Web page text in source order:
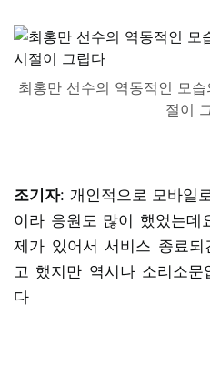
최홍만 선수의 역동적인 모
절이
조기자: 개인적으로 모바일
이라 응원도 많이 했었는데
제가 있어서 서비스 종료
고 했지만 역시나 소리소
다